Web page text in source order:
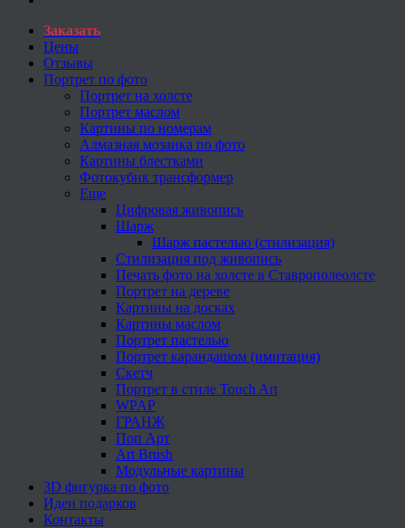
Заказать
Цены
Отзывы
Портрет по фото
Портрет на холсте
Портрет маслом
Картины по номерам
Алмазная мозаика по фото
Картины блестками
Фотокубик трансформер
Еще
Цифровая живопись
Шарж
Шарж пастелью (стилизация)
Стилизация под живопись
Печать фото на холсте в Ставрополеолсте
Портрет на дереве
Картины на досках
Картины маслом
Портрет пастелью
Портрет карандашом (имитация)
Скетч
Портрет в стиле Touch Art
WPAP
ГРАНЖ
Поп Арт
Art Brush
Модульные картины
3D фигурка по фото
Идеи подарков
Контакты